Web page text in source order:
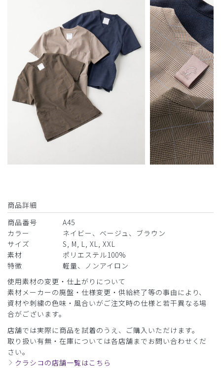
商品詳細
商品番号
A45
カラー
ネイビー、ベージュ、ブラウン
サイズ
S, M, L, XL, XXL
素材
ポリエステル100%
特徴
軽量、ノンアイロン
使用素材の変更・仕上がりについて
素材メーカーの廃盤・仕様変更・供給終了等の事由により、
資材や刺繍の色味・風合いがご注文時の仕様と若干異なる場
合がございます。
店舗では実際に商品を試着のうえ、ご購入いただけます。
取り扱い有無・在庫については各店舗までお問い合わせくだ
さい。
クラシコの店舗一覧はこちら